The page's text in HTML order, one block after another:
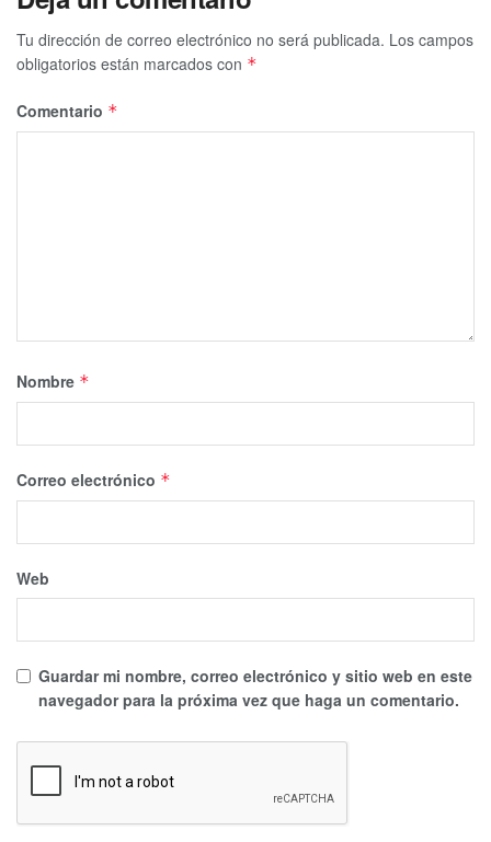
Tu dirección de correo electrónico no será publicada. Los campos
obligatorios están marcados con *
Comentario *
Nombre *
Correo electrónico *
Web
Guardar mi nombre, correo electrónico y sitio web en este
navegador para la próxima vez que haga un comentario.